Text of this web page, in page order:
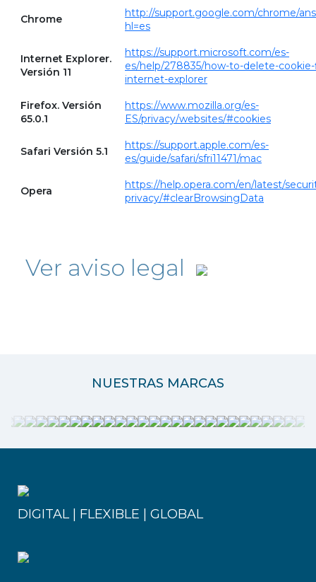
Chrome
http://support.google.com/chrome/
hl=es
Internet Explorer.
Versión 11
https://support.microsoft.com/es-
es/help/278835/how-to-delete-
internet-explorer
Firefox. Versión
65.0.1
https://www.mozilla.org/es-
ES/privacy/websites/#cookies
Safari Versión 5.1
https://support.apple.com/es-
es/guide/safari/sfri11471/mac
Opera
https://help.opera.com/en/latest/
privacy/#clearBrowsingData
Ver aviso legal
NUESTRAS MARCAS
DIGITAL | FLEXIBLE | GLOBAL